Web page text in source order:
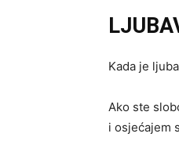
Kada je
Ako ste
i osjećajem